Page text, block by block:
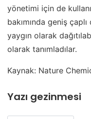
yönetimi için de
bakımında geniş çaplı
yaygın olarak
olarak tanımladılar.
Kaynak: Nature
Yazı gezinmesi